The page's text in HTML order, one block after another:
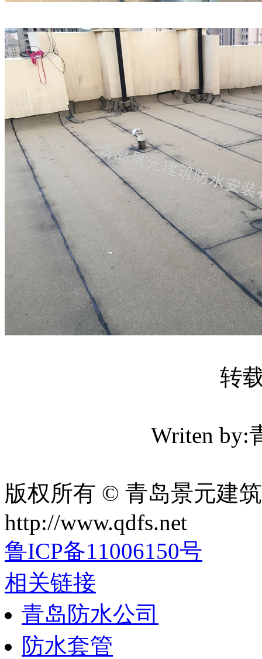
转
Writen by:
版权所有 © 青岛景元建
http://www.qdfs.net
鲁ICP备11006150号
相关链接
青岛防水公司
防水套管